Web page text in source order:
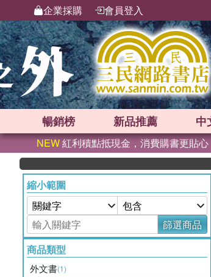
企業採購 會員登入
暢銷榜 新品推薦 中
NEW紅利積點抵現金，消費購書更貼心
縮小範圍
篩選商品
商品類型
外文書(1)